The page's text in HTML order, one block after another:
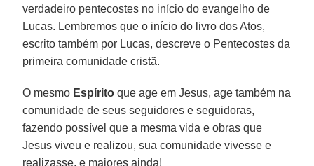
verdadeiro pentecostes no início do evangelho de
Lucas. Lembremos que o início do livro dos Atos,
escrito também por Lucas, descreve o Pentecostes da
primeira comunidade cristã.
O mesmo Espírito que age em Jesus, age também na
comunidade de seus seguidores e seguidoras,
fazendo possível que a mesma vida e obras que
Jesus viveu e realizou, sua comunidade vivesse e
realizasse, e maiores ainda!